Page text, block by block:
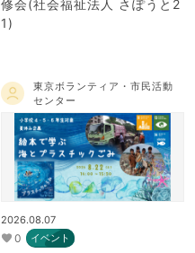
修会(社会福祉法人 さぽうと2
1)
東京ボランティア・市民活動
センター
2026.08.07
0 イベント